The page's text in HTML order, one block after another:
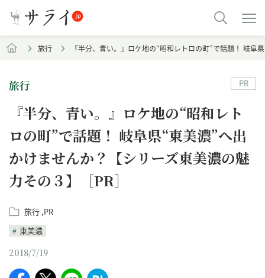
旅行 『半分、青い。』ロケ地の“昭和レトロの町”で話題！ 岐
旅行
『半分、青い。』ロケ地の“昭和レト
ロの町”で話題！ 岐阜県“東美濃”へ出
かけませんか？【シリーズ東美濃の魅
力その３】［PR］
旅行 PR
東美濃
2018/7/19
PR